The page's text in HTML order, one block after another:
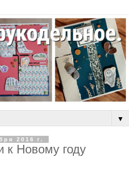
▼
2016 г.
к Новому году